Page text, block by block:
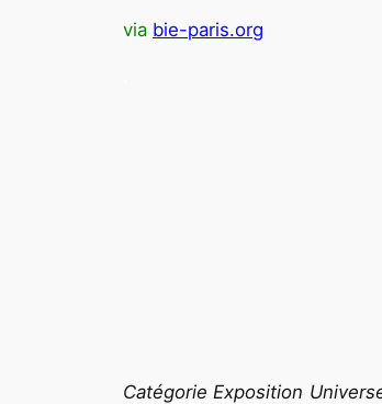
via bie-paris.org
Catégorie Exposition